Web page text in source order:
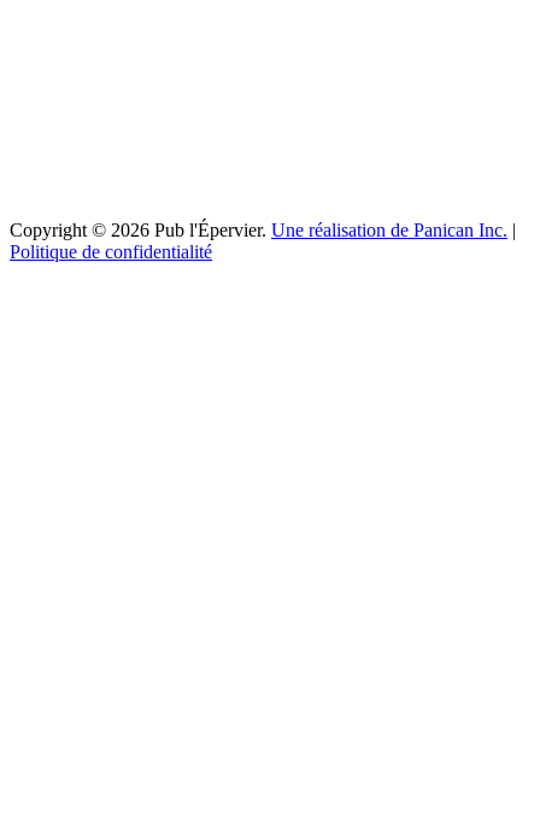
Copyright © 2026 Pub l'Épervier. Une réalisation de Panican Inc. |
Politique de confidentialité